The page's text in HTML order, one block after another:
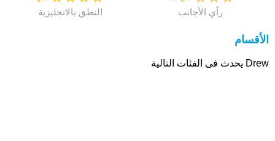
النطق بالانجليزية رأي الأجانب
الأقسام
Drew يحدث فى الفئات التالية